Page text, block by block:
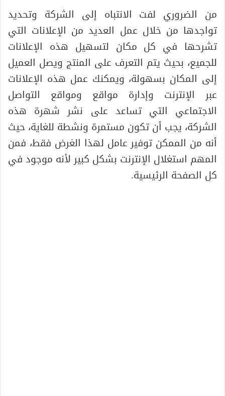
من الضروري لفت الانتباه إلى الشركة وتحديد
تواجدها من خلال عمل العديد من الإعلانات التي
تشرحها في كل مكان لتسهيل هذه الإعلانات
للجميع، بحيث يتم التعرف على المنتج ويصل العميل
إلى المكان بسهولة، ويمكنك عمل هذه الإعلانات
عبر الإنترنت وإدارة مواقع ومواقع التواصل
الاجتماعي التي تساعد على نشر شهرة هذه
الشركة، يجب أن تكون مستمرة ونشطة للغاية، حيث
أنه من الممكن توفير عامل لهذا الغرض فقط، فمن
المهم استغلال الإنترنت بشكل كبير لأنه موجود في
كل الصفحة الرئيسية.